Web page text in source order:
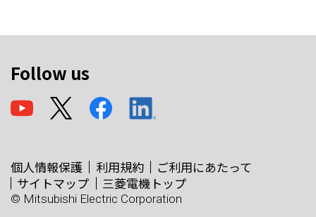
Follow us
個人情報保護 利用規約
ご利用にあたって
サイトマップ
三菱電機トップ
© Mitsubishi Electric Corporation